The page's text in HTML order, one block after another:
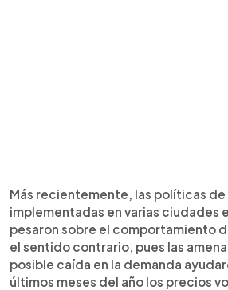
Más recientemente, las políticas
implementadas en varias ciudades
pesaron sobre el comportamiento
el sentido contrario, pues las
posible caída en la demanda
últimos meses del año los precios